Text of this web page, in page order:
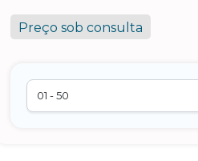
Preço sob consulta